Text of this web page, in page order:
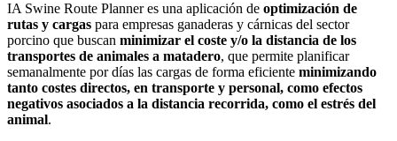
IA Swine Route Planneres una aplicación de optimización de
rutas y cargas para empresas ganaderas y cárnicas del sector
porcino que buscan minimizar el coste y/o la distancia de los
transportes de animales a matadero, que permite planificar
semanalmente por días las cargas de forma eficiente minimizando
tanto costes directos, en transporte y personal, como efectos
negativos asociados a la distancia recorrida, como el estrés del
animal.